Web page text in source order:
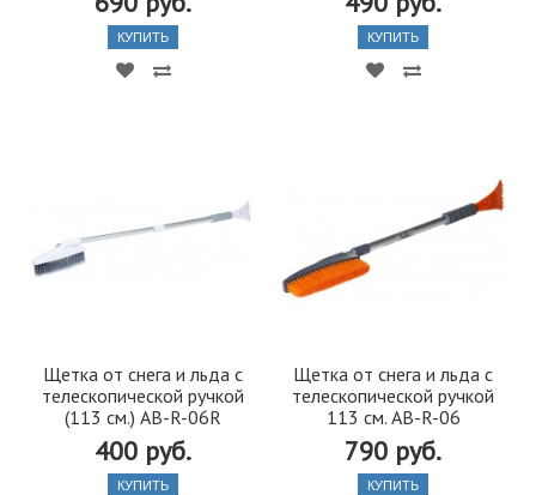
КУПИТЬ КУПИТЬ
Щетка от снега и льда с
телескопической ручкой
(113 см.) AB-R-06R
400 руб.
КУПИТЬ
Щетка от снега и льда с
телескопической ручкой
113 см. AB-R-06
790 руб.
КУПИТЬ